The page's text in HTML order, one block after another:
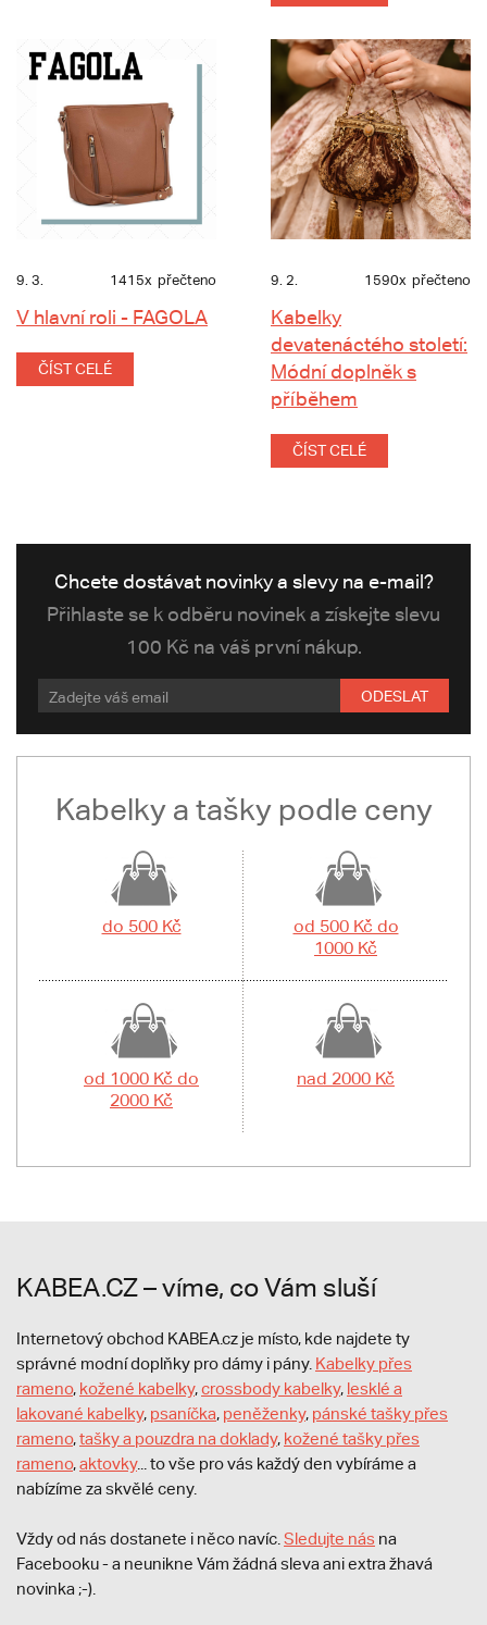
9. 3. 1415x přečteno
V hlavní roli - FAGOLA
ČÍST CELÉ
9. 2. 1590x přečteno
Kabelky
devatenáctého století:
Módní doplněk s
příběhem
ČÍST CELÉ
Chcete dostávat novinky a slevy na e-mail?
Přihlaste se k odběru novinek a získejte slevu
100 Kč na váš první nákup.
ODESLAT
Kabelky a tašky podle ceny
do 500 Kč
od 500 Kč do
1000 Kč
od 1000 Kč do
2000 Kč
nad 2000 Kč
KABEA.CZ – víme, co Vám sluší
Internetový obchod KABEA.cz je místo, kde najdete ty
správné modní doplňky pro dámy i pány. Kabelky přes
rameno, kožené kabelky,crossbody kabelky, lesklé a
lakované kabelky, psaníčka, peněženky, pánské tašky přes
rameno,tašky a pouzdra na doklady, kožené tašky přes
rameno,aktovky... to vše pro vás každý den vybíráme a
nabízíme za skvělé ceny.
Vždy od nás dostanete i něco navíc. Sledujte nás na
Facebooku - a neunikne Vám žádná sleva ani extra žhavá
novinka ;-).